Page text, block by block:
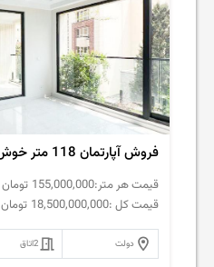
فروش آپارتمان 118 متر خوش نقشه دولت جنوبی
قیمت هر متر:155,000,000 تومان
قیمت کل :18,500,000,000 تومان
دولت 2اتاق